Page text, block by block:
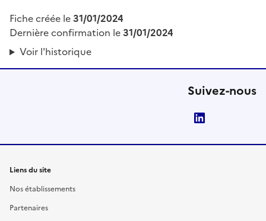
Fiche créée le31/01/2024
Dernière confirmation le31/01/2024
Voir l'historique
Suivez-nous
Liens du site
Nos établissements
Partenaires